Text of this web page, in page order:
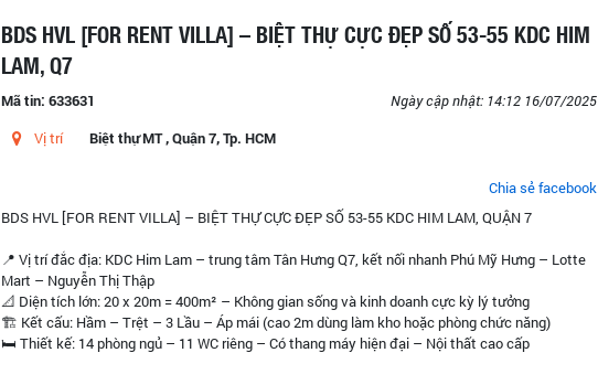
BDS HVL [FOR RENT VILLA] – BIỆT THỰ CỰC ĐẸP SỐ 53-55 KDC HIM
LAM, Q7
Mã tin: 633631
Ngày cập nhật: 14:12 16/07/2025
Vị trí
Biệt thự MT , Quận 7, Tp. HCM
Chia sẻ facebook
BDS HVL [FOR RENT VILLA] – BIỆT THỰ CỰC ĐẸP SỐ 53-55 KDC HIM LAM, QUẬN 7
📍 Vị trí đắc địa: KDC Him Lam – trung tâm Tân Hưng Q7, kết nối nhanh Phú Mỹ Hưng – Lotte
Mart – Nguyễn Thị Thập
📐 Diện tích lớn: 20 x 20m = 400m² – Không gian sống và kinh doanh cực kỳ lý tưởng
🏗️ Kết cấu: Hầm – Trệt – 3 Lầu – Áp mái (cao 2m dùng làm kho hoặc phòng chức năng)
🛏️ Thiết kế: 14 phòng ngủ – 11 WC riêng – Có thang máy hiện đại – Nội thất cao cấp